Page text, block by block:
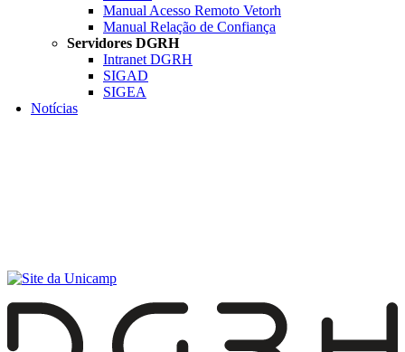
Manual Acesso Remoto Vetorh
Manual Relação de Confiança
Servidores DGRH
Intranet DGRH
SIGAD
SIGEA
Notícias